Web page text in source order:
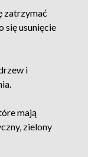
zatrzymać
się usunięcie
i
mają
zielony